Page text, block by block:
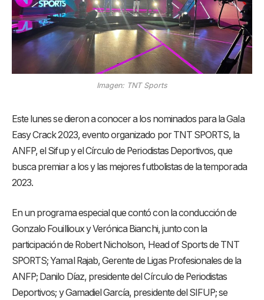
Imagen: TNT Sports
Este lunes se dieron a conocer a los nominados para la Gala
Easy Crack 2023, evento organizado por TNT SPORTS, la
ANFP, el Sifup y el Círculo de Periodistas Deportivos, que
busca premiar a los y las mejores futbolistas de la temporada
2023.
En un programa especial que contó con la conducción de
Gonzalo Fouillioux y Verónica Bianchi, junto con la
participación de Robert Nicholson, Head of Sports de TNT
SPORTS; Yamal Rajab, Gerente de Ligas Profesionales de la
ANFP; Danilo Díaz, presidente del Círculo de Periodistas
Deportivos; y Gamadiel García, presidente del SIFUP; se